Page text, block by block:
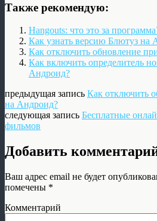
Также рекомендую:
Hangouts: что это за
Как узнать версию Блютуз на
Как отключить обновление
Как включить определитель
Андроид?
предыдущая запись Как отключить
на Андроид?
следующая запись Бесплатные
фильмов
Добавить
Ваш адрес email не будет
помечены *
Комментарий